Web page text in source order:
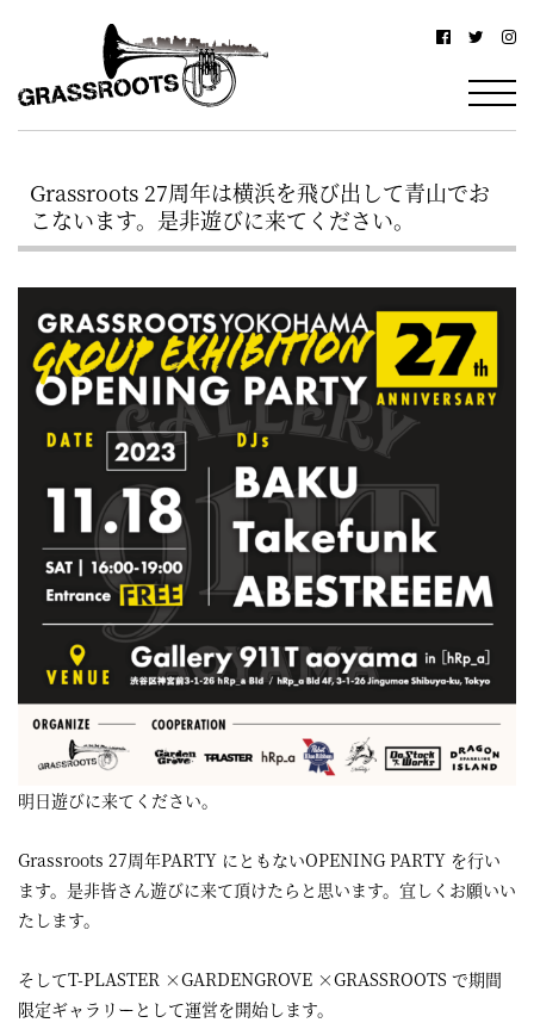
浜
グ
ス
ル
ー
ツ
–
YOKOHAMA
Grassroots
駅
北
西
口
か
ら
徒
歩
約
分・
屋
町
あ
る
ダ
イ
ニ
ン
グ
バ
ー
Grassroots 27周年は横浜を飛び出して青山でお
こないます。是非遊びに来てください。
明日遊びに来てください。
Grassroots 27周年PARTY にともないOPENING PARTY を行い
ます。是非皆さん遊びに来て頂けたらと思います。宜しくお願いい
たします。
そしてT-PLASTER ×GARDENGROVE ×GRASSROOTS で期間
限定ギャラリーとして運営を開始します。